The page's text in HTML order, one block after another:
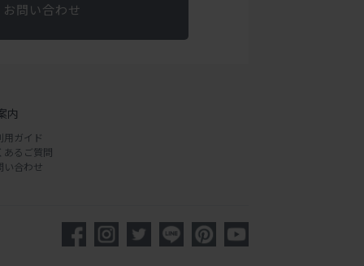
お問い合わせ
内
用ガイド
あるご質問
い合わせ